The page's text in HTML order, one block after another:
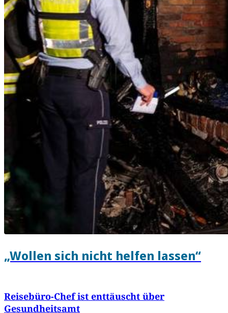
„Wollen sich nicht helfen lassen“
Reisebüro-Chef ist enttäuscht über
Gesundheitsamt